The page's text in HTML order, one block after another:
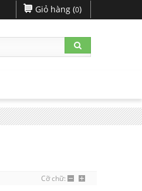
Giỏ hàng (0)
Cỡ chữ: